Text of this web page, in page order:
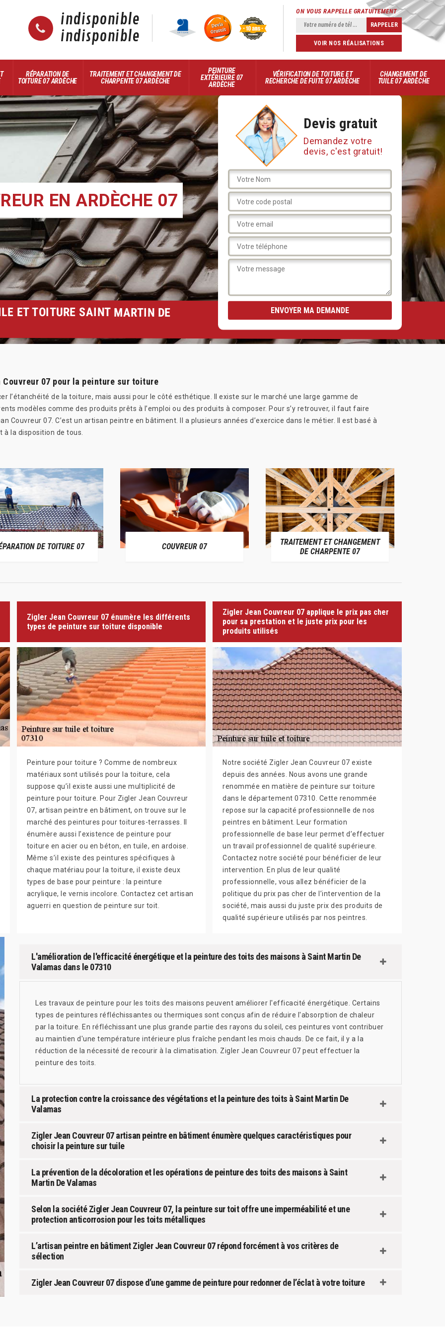
indisponible
indisponible
ON VOUS RAPPELLE GRATUITEMENT
VOIR NOS RÉALISATIONS
RÉPARATION DE
TOITURE 07 ARDÈCHE
TRAITEMENT ET CHANGEMENT DE
CHARPENTE 07 ARDÈCHE
PEINTURE
EXTÉRIEURE 07
ARDÈCHE
VÉRIFICATION DE TOITURE ET
RECHERCHE DE FUITE 07 ARDÈCHE
CHANGEMENT DE
TUILE 07 ARDÈCHE
EN ARDÈCHE 07
Devis gratuit
Demandez votre
devis, c'est gratuit!
ET TOITURE SAINT MARTIN DE
07 pour la peinture sur toiture
l’étanchéité de la toiture, mais aussi pour le côté esthétique. Il existe sur le marché une large gamme de
modèles comme des produits prêts à l’emploi ou des produits à composer. Pour s’y retrouver, il faut faire
Couvreur 07. C’est un artisan peintre en bâtiment. Il a plusieurs années d’exercice dans le métier. Il est basé à
à la disposition de tous.
DE TOITURE 07 COUVREUR 07
TRAITEMENT ET CHANGEMENT
DE CHARPENTE 07
Zigler Jean Couvreur 07 énumère les différents
types de peinture sur toiture disponible
Peinture pour toiture ? Comme de nombreux
matériaux sont utilisés pour la toiture, cela
suppose qu’il existe aussi une multiplicité de
peinture pour toiture. Pour Zigler Jean Couvreur
07, artisan peintre en bâtiment, on trouve sur le
marché des peintures pour toitures-terrasses. Il
énumère aussi l’existence de peinture pour
toiture en acier ou en béton, en tuile, en ardoise.
Même s’il existe des peintures spécifiques à
chaque matériau pour la toiture, il existe deux
types de base pour peinture : la peinture
acrylique, le vernis incolore. Contactez cet artisan
aguerri en question de peinture sur toit.
Zigler Jean Couvreur 07 applique le prix pas cher
pour sa prestation et le juste prix pour les
produits utilisés
Notre société Zigler Jean Couvreur 07 existe
depuis des années. Nous avons une grande
renommée en matière de peinture sur toiture
dans le département 07310. Cette renommée
repose sur la capacité professionnelle de nos
peintres en bâtiment. Leur formation
professionnelle de base leur permet d’effectuer
un travail professionnel de qualité supérieure.
Contactez notre société pour bénéficier de leur
intervention. En plus de leur qualité
professionnelle, vous allez bénéficier de la
politique du prix pas cher de l’intervention de la
société, mais aussi du juste prix des produits de
qualité supérieure utilisés par nos peintres.
L'amélioration de l'efficacité énergétique et la peinture des toits des maisons à Saint Martin De
Valamas dans le 07310
Les travaux de peinture pour les toits des maisons peuvent améliorer l'efficacité énergétique. Certains
types de peintures réfléchissantes ou thermiques sont conçus afin de réduire l'absorption de chaleur
par la toiture. En réfléchissant une plus grande partie des rayons du soleil, ces peintures vont contribuer
au maintien d'une température intérieure plus fraîche pendant les mois chauds. De ce fait, il y a la
réduction de la nécessité de recourir à la climatisation. Zigler Jean Couvreur 07 peut effectuer la
peinture des toits.
La protection contre la croissance des végétations et la peinture des toits à Saint Martin De
Valamas
Zigler Jean Couvreur 07 artisan peintre en bâtiment énumère quelques caractéristiques pour
choisir la peinture sur tuile
La prévention de la décoloration et les opérations de peinture des toits des maisons à Saint
Martin De Valamas
Selon la société Zigler Jean Couvreur 07, la peinture sur toit offre une imperméabilité et une
protection anticorrosion pour les toits métalliques
L’artisan peintre en bâtiment Zigler Jean Couvreur 07 répond forcément à vos critères de
sélection
Zigler Jean Couvreur 07 dispose d’une gamme de peinture pour redonner de l’éclat à votre toiture